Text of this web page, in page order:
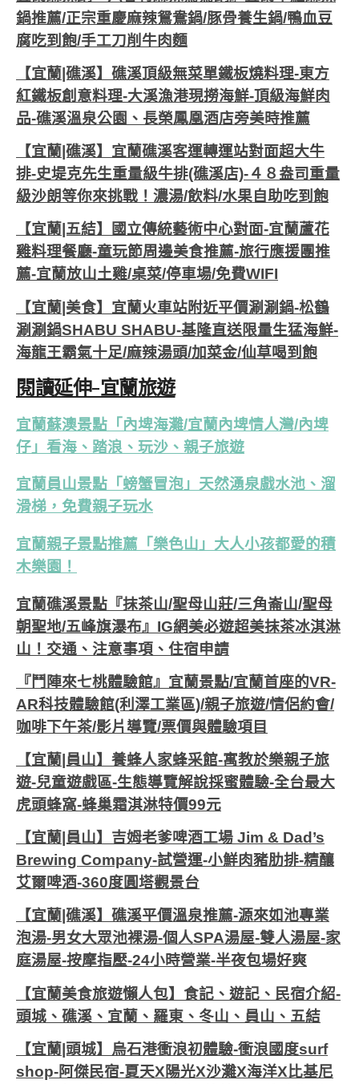
鍋推薦/正宗重慶麻辣鴛鴦鍋/豚骨養生鍋/鴨血豆
腐吃到飽/手工刀削牛肉麵
【宜蘭|礁溪】礁溪頂級無菜單鐵板燒料理-東方
紅鐵板創意料理-大溪漁港現撈海鮮-頂級海鮮肉
品-礁溪溫泉公園、長榮鳳凰酒店旁美時推薦
【宜蘭|礁溪】宜蘭礁溪客運轉運站對面超大牛
排-史堤克先生重量級牛排(礁溪店)-４８盎司重量
級沙朗等你來挑戰！濃湯/飲料/水果自助吃到飽
【宜蘭|五結】國立傳統藝術中心對面-宜蘭蘆花
雞料理餐廳-童玩節周邊美食推薦-旅行應援團推
薦-宜蘭放山土雞/桌菜/停車場/免費WIFI
【宜蘭|美食】宜蘭火車站附近平價涮涮鍋-松鶴
涮涮鍋SHABU SHABU-基隆直送限量生猛海鮮-
海龍王霸氣十足/麻辣湯頭/加菜金/仙草喝到飽
閱讀延伸-宜蘭旅遊
宜蘭蘇澳景點「內埤海灘/宜蘭內埤情人灣/內埤
仔」看海、踏浪、玩沙、親子旅遊
宜蘭員山景點「螃蟹冒泡」天然湧泉戲水池、溜
滑梯，免費親子玩水
宜蘭親子景點推薦「樂色山」大人小孩都愛的積
木樂園！
宜蘭礁溪景點『抹茶山/聖母山莊/三角崙山/聖母
朝聖地/五峰旗瀑布』IG網美必遊超美抹茶冰淇淋
山！交通、注意事項、住宿申請
『鬥陣來七桃體驗館』宜蘭景點/宜蘭首座的VR-
AR科技體驗館(利澤工業區)/親子旅遊/情侶約會/
咖啡下午茶/影片導覽/票價與體驗項目
【宜蘭|員山】養蜂人家蜂采館-寓教於樂親子旅
遊-兒童遊戲區-生態導覽解說採蜜體驗-全台最大
虎頭蜂窩-蜂巢霜淇淋特價99元
【宜蘭|員山】吉姆老爹啤酒工場 Jim & Dad’s
Brewing Company-試營運-小鮮肉豬肋排-精釀
艾爾啤酒-360度圓塔觀景台
【宜蘭|礁溪】礁溪平價溫泉推薦-源來如池專業
泡湯-男女大眾池裸湯-個人SPA湯屋-雙人湯屋-家
庭湯屋-按摩指壓-24小時營業-半夜包場好爽
【宜蘭美食旅遊懶人包】食記、遊記、民宿介紹-
頭城、礁溪、宜蘭、羅東、冬山、員山、五結
【宜蘭|頭城】烏石港衝浪初體驗-衝浪國度surf
shop-阿傑民宿-夏天X陽光X沙灘X海洋X比基尼